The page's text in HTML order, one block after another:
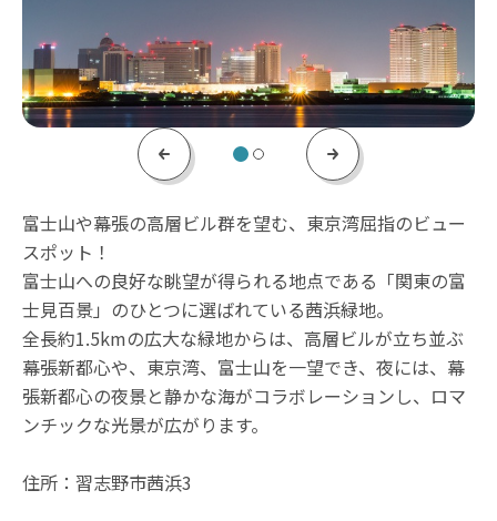
Previous Next
富士山や幕張の高層ビル群を望む、東京湾屈指のビュー
スポット！
富士山への良好な眺望が得られる地点である「関東の富
士見百景」のひとつに選ばれている茜浜緑地。
全長約1.5kmの広大な緑地からは、高層ビルが立ち並ぶ
幕張新都心や、東京湾、富士山を一望でき、夜には、幕
張新都心の夜景と静かな海がコラボレーションし、ロマ
ンチックな光景が広がります。
住所：習志野市茜浜3